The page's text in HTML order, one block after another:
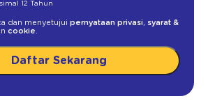
12 Tahun
dan menyetujui pernyataan privasi, syarat &
cookie.
Daftar Sekarang